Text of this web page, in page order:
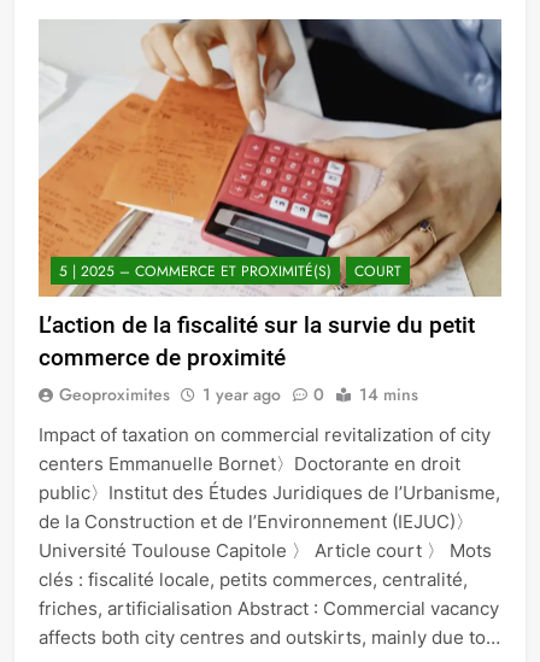
5 | 2025 – COMMERCE ET PROXIMITÉ(S) COURT
L’action de la fiscalité sur la survie du petit
commerce de proximité
Geoproximites 1 year ago 0 14 mins
Impact of taxation on commercial revitalization of city
centers Emmanuelle Bornet〉Doctorante en droit
public〉Institut des Études Juridiques de l’Urbanisme,
de la Construction et de l’Environnement (IEJUC)〉
Université Toulouse Capitole 〉 Article court 〉 Mots
clés : fiscalité locale, petits commerces, centralité,
friches, artificialisation Abstract : Commercial vacancy
affects both city centres and outskirts, mainly due to…